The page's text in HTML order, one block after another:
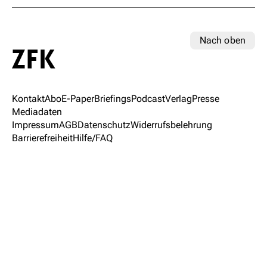
Nach oben
KontaktAboE-PaperBriefingsPodcastVerlagPresse
Mediadaten
ImpressumAGBDatenschutzWiderrufsbelehrung
BarrierefreiheitHilfe/FAQ